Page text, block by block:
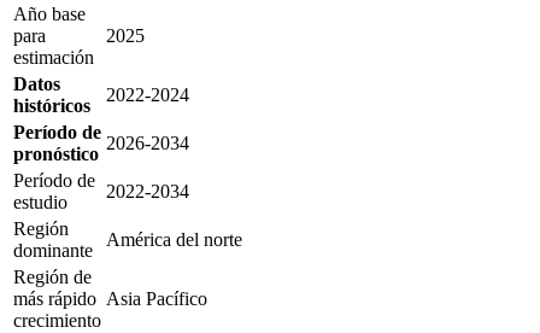
Año base
para
estimación
2025
Datos
históricos
2022-2024
Período de
pronóstico
2026-2034
Período de
estudio
2022-2034
Región
dominante
América del norte
Región de
más rápido
crecimiento
Asia Pacífico